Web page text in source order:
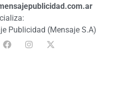
Publicidad (Mensaje S.A)